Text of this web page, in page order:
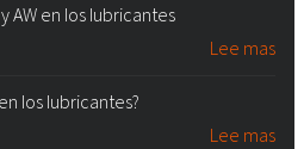
AW en los lubricantes
Lee mas
los lubricantes?
Lee mas